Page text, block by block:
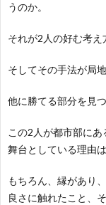
うのか。
それが2人の好む考え
そしてその手法が局地
他に勝てる部分を見
この2人が都市部に
舞台としている理由
もちろん、縁があり
良さに触れたこと、